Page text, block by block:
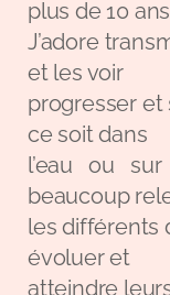
plus de 10
J’adore
et les voir
progresser et
ce soit dans
l’eau ou
beaucoup
les différents
évoluer et
atteindre